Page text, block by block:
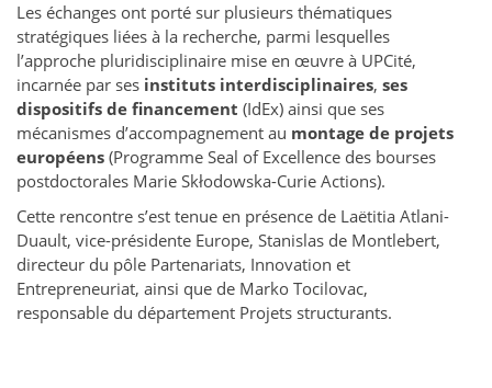
Les échanges ont porté sur plusieurs thématiques
stratégiques liées à la recherche, parmi lesquelles
l’approche pluridisciplinaire mise en œuvre à UPCité,
incarnée par ses instituts interdisciplinaires, ses
dispositifs de financement (IdEx) ainsi que ses
mécanismes d’accompagnement au montage de projets
européens (Programme Seal of Excellence des bourses
postdoctorales Marie Skłodowska-Curie Actions).
Cette rencontre s’est tenue en présence de Laëtitia Atlani-
Duault, vice-présidente Europe, Stanislas de Montlebert,
directeur du pôle Partenariats, Innovation et
Entrepreneuriat, ainsi que de Marko Tocilovac,
responsable du département Projets structurants.